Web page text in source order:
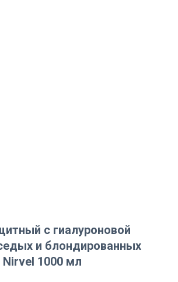
с гиалуроновой
и блондированных
1000 мл